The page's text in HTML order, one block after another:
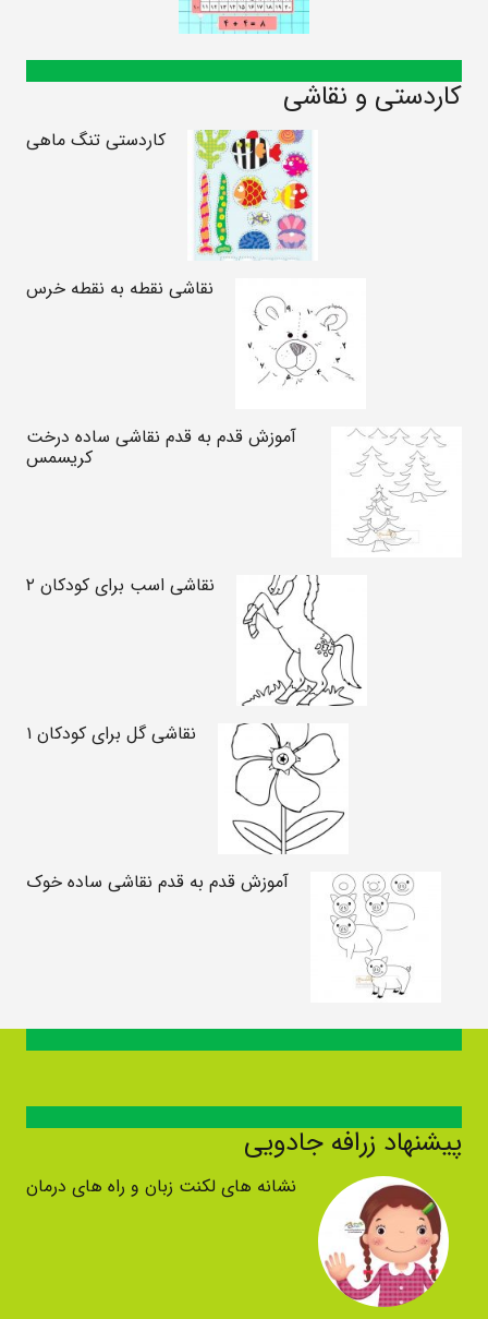
کاردستی و نقاشی
کاردستی تنگ ماهی
نقاشی نقطه به نقطه خرس
آموزش قدم به قدم نقاشی ساده درخت
کریسمس
نقاشی اسب برای کودکان ۲
نقاشی گل برای کودکان ۱
آموزش قدم به قدم نقاشی ساده خوک
پیشنهاد زرافه جادویی
نشانه های لکنت زبان و راه های درمان